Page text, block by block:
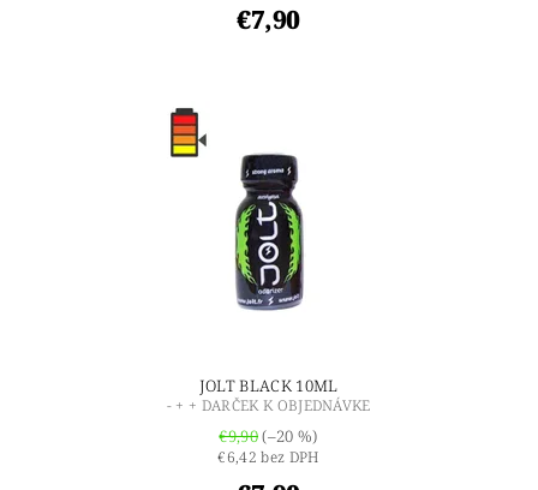
€7,90
JOLT BLACK 10ML
- + + DARČEK K OBJEDNÁVKE
€9,90(–20 %)
€6,42 bez DPH